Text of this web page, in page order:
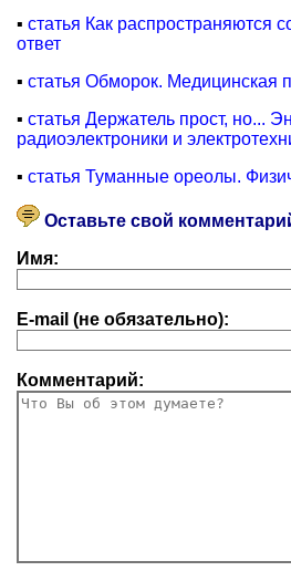
▪ статья Как распространяются
ответ
▪ статья Обморок. Медицинская
▪ статья Держатель прост, но...
радиоэлектроники и
▪ статья Туманные ореолы.
Оставьте свой
Имя:
E-mail (не обязательно):
Комментарий: